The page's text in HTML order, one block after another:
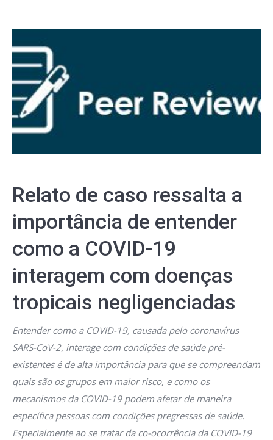
Relato de caso ressalta a
importância de entender
como a COVID-19
interagem com doenças
tropicais negligenciadas
Entender como a COVID-19, causada pelo coronavírus
SARS-CoV-2, interage com condições de saúde pré-
existentes é de alta importância para que se compreendam
quais são os grupos em maior risco, e como os
mecanismos da COVID-19 podem afetar de maneira
específica pessoas com condições pregressas de saúde.
Especialmente ao se tratar da co-ocorrência da COVID-19